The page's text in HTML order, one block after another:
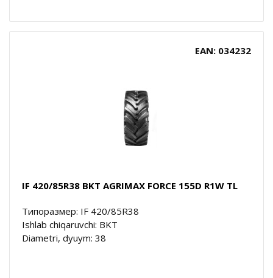
EAN: 034232
IF 420/85R38 BKT AGRIMAX FORCE 155D R1W TL
Типоразмер: IF 420/85R38
Ishlab chiqaruvchi: BKT
Diametri, dyuym: 38